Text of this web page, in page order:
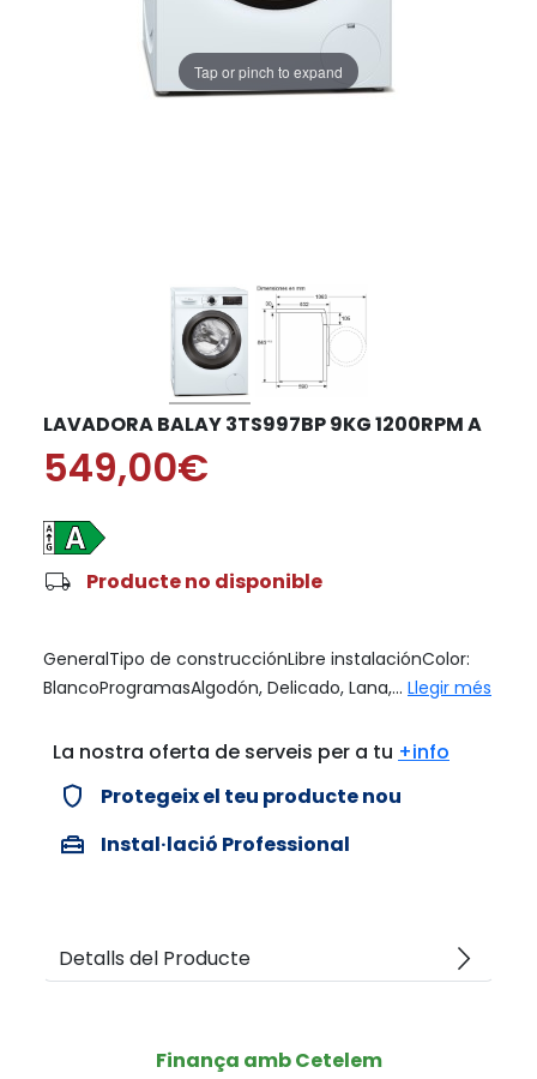
Tap or pinch to expand
LAVADORA BALAY 3TS997BP 9KG 1200RPM A
549,00€
local_shipping Producte no disponible
GeneralTipo de construcciónLibre instalaciónColor:
BlancoProgramasAlgodón, Delicado, Lana,... Llegir més
La nostra oferta de serveis per a tu +info
verified_user Protegeix el teu producte nou
home_repair_service Instal·lació Professional
Detalls del Producte arrow_forward_ios
Finança amb Cetelem